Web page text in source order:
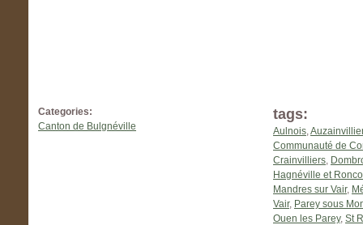
Categories:
Canton de Bulgnéville
tags:
Aulnois,
Communauté de
Crainvilliers,
Hagnéville et
Mandres sur Vair,
Vair, Parey sous
Ouen les Parey, St